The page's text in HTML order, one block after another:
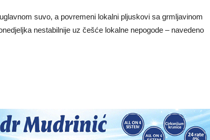
suvo, a povremeni lokalni pljuskovi sa grmljavinom
nestabilnije uz češće lokalne nepogode – navedeno